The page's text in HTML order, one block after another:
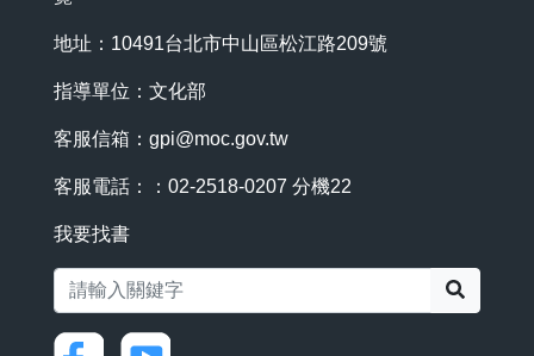
地址：10491台北市中山區松江路209號
指導單位：文化部
客服信箱： gpi@moc.gov.tw
客服電話：：02-2518-0207 分機22
我要找書